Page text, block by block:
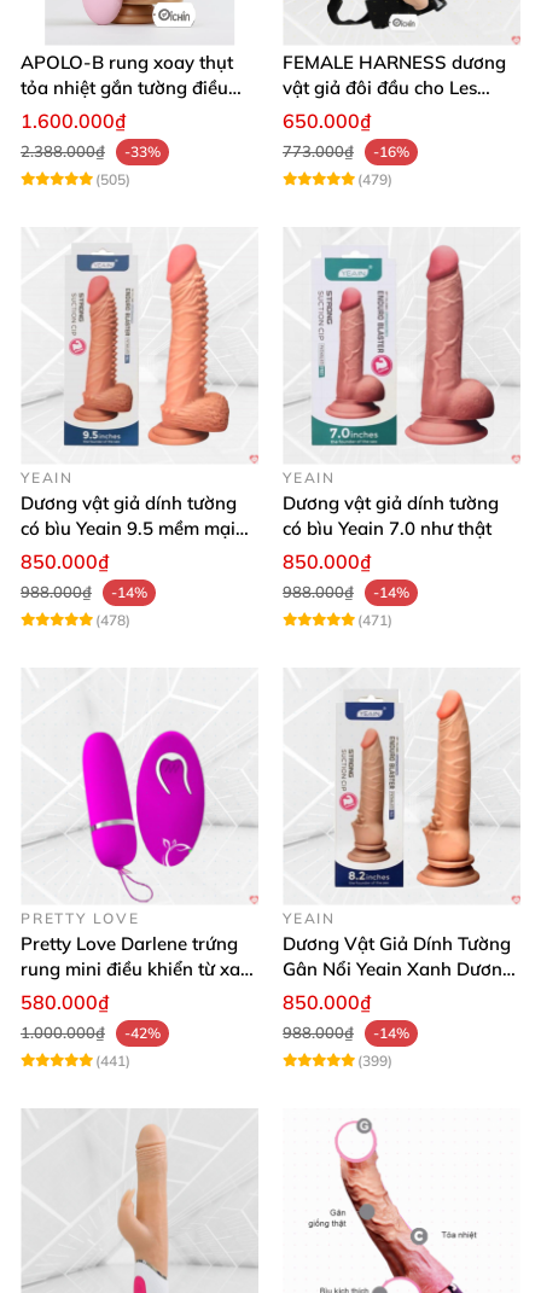
APOLO-B rung xoay thụt
tỏa nhiệt gắn tường điều
khiển từ xa đa chế độ
1.600.000₫
2.388.000₫
-33%
(505)
FEMALE HARNESS dương
vật giả đôi đầu cho Les
massage cực sướng
650.000₫
773.000₫
-16%
(479)
YEAIN
Dương vật giả dính tường
có bìu Yeain 9.5 mềm mại
thật
850.000₫
988.000₫
-14%
(478)
YEAIN
Dương vật giả dính tường
có bìu Yeain 7.0 như thật
850.000₫
988.000₫
-14%
(471)
PRETTY LOVE
Pretty Love Darlene trứng
rung mini điều khiển từ xa
12 chế độ rung mạnh
580.000₫
1.000.000₫
-42%
(441)
YEAIN
Dương Vật Giả Dính Tường
Gân Nổi Yeain Xanh Dương
8.2 Siêu Thật
850.000₫
988.000₫
-14%
(399)